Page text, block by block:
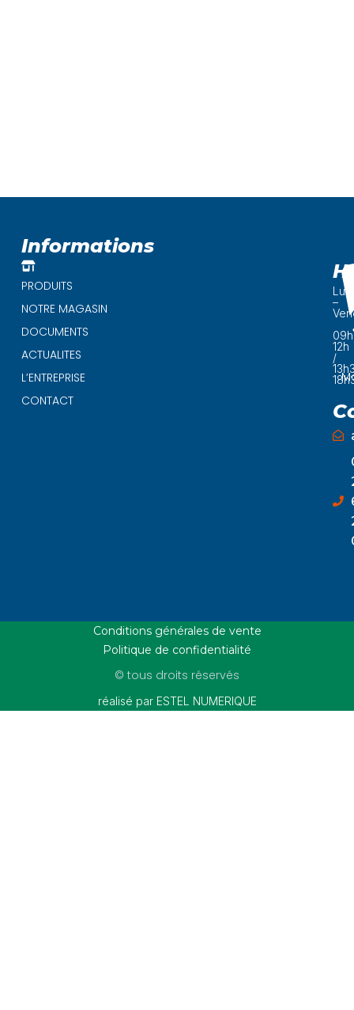
Informations
PRODUITS
NOTRE MAGASIN
DOCUMENTS
ACTUALITES
L’ENTREPRISE
CONTACT
–
12h
/
Conditions générales de vente
Politique de confidentialité
© tous droits réservés
réalisé par ESTEL NUMERIQUE